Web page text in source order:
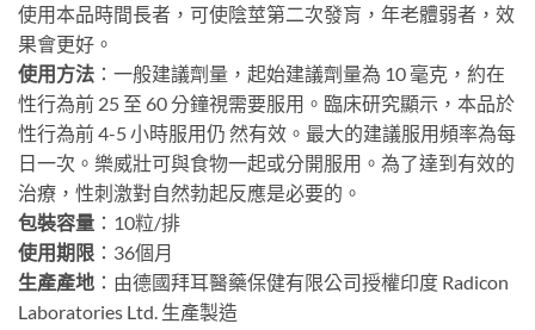
使用本品時間長者，可使陰莖第二次發肓，年老體弱者，效
果會更好。
使用方法 ：一般建議劑量，起始建議劑量為 10 毫克，約在
性行為前 25 至 60 分鐘視需要服用。臨床研究顯示，本品於
性行為前 4-5 小時服用仍 然有效。最大的建議服用頻率為每
日一次。樂威壯可與食物一起或分開服用。為了達到有效的
治療，性刺激對自然勃起反應是必要的。
包裝容量 ：10粒/排
使用期限 ：36個月
生產產地 ：由德國拜耳醫藥保健有限公司授權印度 Radicon
Laboratories Ltd. 生產製造